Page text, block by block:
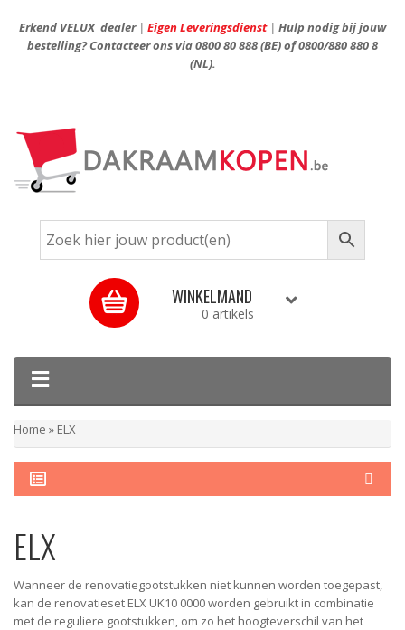
Erkend VELUX dealer| Eigen Leveringsdienst| Hulp nodig bij jouw
bestelling? Contacteer ons via0800 80 888(BE) of0800/880 880 8
(NL).
WINKELMAND
0 artikels
Home » ELX
ELX
Wanneer de renovatiegootstukken niet kunnen worden toegepast,
kan de renovatieset ELX UK10 0000 worden gebruikt in combinatie
met de reguliere gootstukken, om zo het hoogteverschil van het